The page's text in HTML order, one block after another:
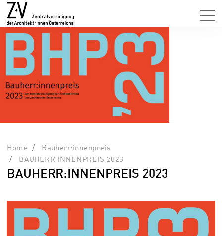
Home
Bauherr:innenpreis
BAUHERR:INNENPREIS 2023
BAUHERR:INNENPREIS 2023